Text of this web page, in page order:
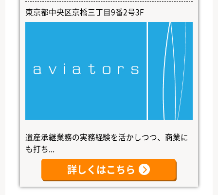
東京都中央区京橋三丁目9番2号3F
遺産承継業務の実務経験を活かしつつ、商業に
も打ち...
詳しくはこちら